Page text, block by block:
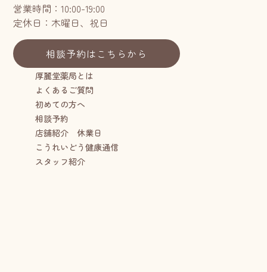
営業時間：10:00-19:00
定休日：木曜日、祝日
相談予約はこちらから
厚麗堂薬局とは
よくあるご質問
初めての方へ
相談予約
店舗紹介 休業日
こうれいどう健康通信
スタッフ紹介